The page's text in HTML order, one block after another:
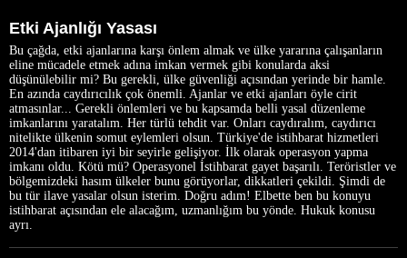
Etki Ajanlığı Yasası
Bu çağda, etki ajanlarına karşı önlem almak ve ülke yararına çalışanların
eline mücadele etmek adına imkan vermek gibi konularda aksi
düşünülebilir mi? Bu gerekli, ülke güvenliği açısından yerinde bir hamle.
En azında caydırıcılık çok önemli. Ajanlar ve etki ajanları öyle cirit
atmasınlar... Gerekli önlemleri ve bu kapsamda belli yasal düzenleme
imkanlarını yaratalım. Her türlü tehdit var. Onları caydıralım, caydırıcı
nitelikte ülkenin somut eylemleri olsun. Türkiye'de istihbarat hizmetleri
2014'dan itibaren iyi bir seyirle gelişiyor. İlk olarak operasyon yapma
imkanı oldu. Kötü mü? Operasyonel İstihbarat gayet başarılı. Teröristler ve
bölgemizdeki hasım ülkeler bunu görüyorlar, dikkatleri çekildi. Şimdi de
bu tür ilave yasalar olsun isterim. Doğru adım! Elbette ben bu konuyu
istihbarat açısından ele alacağım, uzmanlığım bu yönde. Hukuk konusu
ayrı.